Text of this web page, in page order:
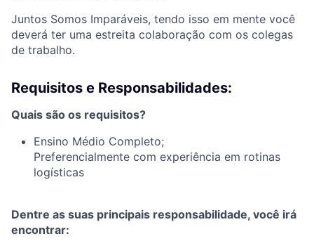
Juntos Somos Imparáveis, tendo isso em mente você
deverá ter uma estreita colaboração com os colegas
de trabalho.
Requisitos e Responsabilidades:
Quais são os requisitos?
Ensino Médio Completo;
Preferencialmente com experiência em rotinas
logísticas
Dentre as suas principais responsabilidade, você irá
encontrar: